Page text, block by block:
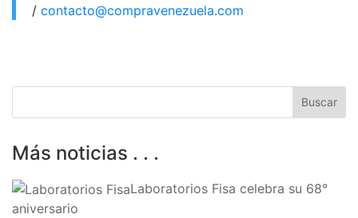
/ contacto@compravenezuela.com
Más noticias . . .
Laboratorios Fisa celebra su 68°
aniversario